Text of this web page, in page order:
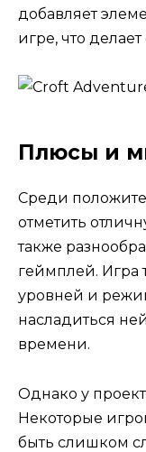
добавляет
игре, что
Плюсы и
Среди
отметить
также
геймплей. Игра
уровней и
насладиться
времени.
Однако у
Некоторые
быть слишком